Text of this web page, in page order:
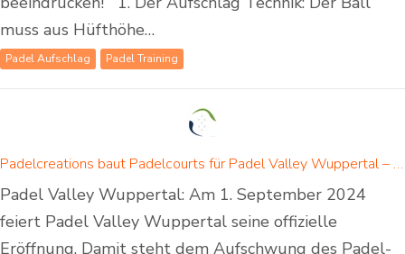
muss aus Hüfthöhe…
Padel Aufschlag Padel Training
Padelcreations baut Padelcourts für Padel Valley Wuppertal – Eröffnung am 01. September 2024
Padel Valley Wuppertal: Am 1. September 2024
feiert Padel Valley Wuppertal seine offizielle
Eröffnung. Damit steht dem Aufschwung des Padel-